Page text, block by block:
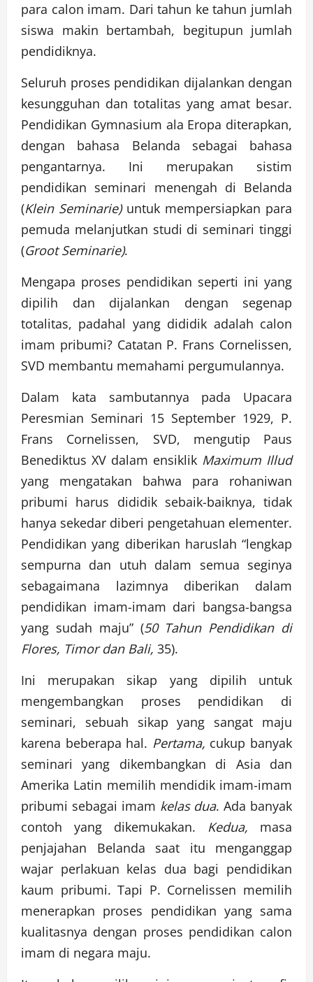
para calon imam. Dari tahun ke tahun jumlah
siswa makin bertambah, begitupun jumlah
pendidiknya.
Seluruh proses pendidikan dijalankan dengan
kesungguhan dan totalitas yang amat besar.
Pendidikan Gymnasium ala Eropa diterapkan,
dengan bahasa Belanda sebagai bahasa
pengantarnya. Ini merupakan sistim
pendidikan seminari menengah di Belanda
(Klein Seminarie)untuk mempersiapkan para
pemuda melanjutkan studi di seminari tinggi
(Groot Seminarie).
Mengapa proses pendidikan seperti ini yang
dipilih dan dijalankan dengan segenap
totalitas, padahal yang dididik adalah calon
imam pribumi? Catatan P. Frans Cornelissen,
SVD membantu memahami pergumulannya.
Dalam kata sambutannya pada Upacara
Peresmian Seminari 15 September 1929, P.
Frans Cornelissen, SVD, mengutip Paus
Benediktus XV dalam ensiklik Maximum Illud
yang mengatakan bahwa para rohaniwan
pribumi harus dididik sebaik-baiknya, tidak
hanya sekedar diberi pengetahuan elementer.
Pendidikan yang diberikan haruslah “lengkap
sempurna dan utuh dalam semua seginya
sebagaimana lazimnya diberikan dalam
pendidikan imam-imam dari bangsa-bangsa
yang sudah maju” (50 Tahun Pendidikan di
Flores, Timor dan Bali, 35).
Ini merupakan sikap yang dipilih untuk
mengembangkan proses pendidikan di
seminari, sebuah sikap yang sangat maju
karena beberapa hal. Pertama, cukup banyak
seminari yang dikembangkan di Asia dan
Amerika Latin memilih mendidik imam-imam
pribumi sebagai imam kelas dua. Ada banyak
contoh yang dikemukakan. Kedua, masa
penjajahan Belanda saat itu menganggap
wajar perlakuan kelas dua bagi pendidikan
kaum pribumi. Tapi P. Cornelissen memilih
menerapkan proses pendidikan yang sama
kualitasnya dengan proses pendidikan calon
imam di negara maju.